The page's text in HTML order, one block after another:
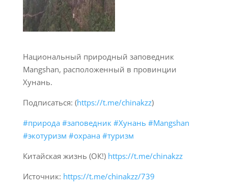
Национальный природный заповедник
Mangshan, расположенный в провинции
Хунань.
Подписаться: (https://t.me/chinakzz)
#природа #заповедник #Хунань #Mangshan
#экотуризм #охрана #туризм
Китайская жизнь (ОК!) https://t.me/chinakzz
Источник: https://t.me/chinakzz/739